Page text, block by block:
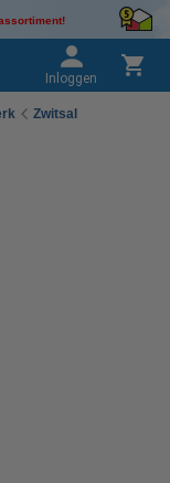
Inloggen
Zwitsal